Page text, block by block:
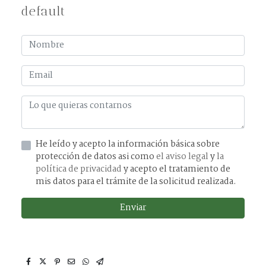
default
He leído y acepto la información básica sobre
protección de datos asi comoel aviso legalyla
política de privacidady acepto el tratamiento de
mis datos para el trámite de la solicitud realizada.
Enviar